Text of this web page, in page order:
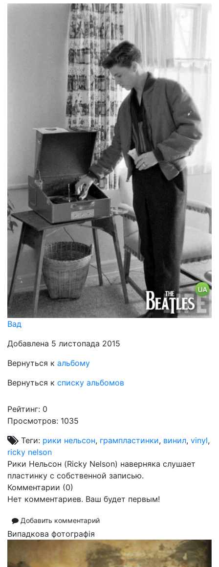
Вад
Добавлена 5 листопада 2015
Вернуться к альбому
Вернуться к списку альбомов
Рейтинг: 0
Просмотров: 1035
Теги: рики нельсон, грампластинки, винил, vinyl,
ricky nelson
Рики Нельсон (Ricky Nelson) наверняка слушает
пластинку с собственной записью.
Комментарии (0)
Нет комментариев. Ваш будет первым!
Добавить комментарий
Випадкова фотографія